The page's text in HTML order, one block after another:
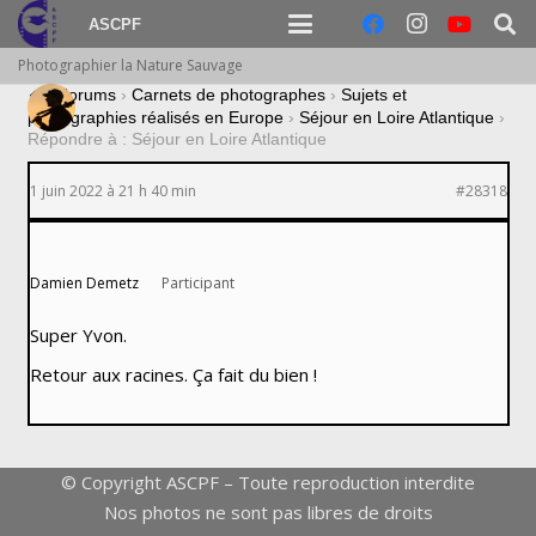
ASCPF
Photographier la Nature Sauvage
› Forums › Carnets de photographes › Sujets et
photographies réalisés en Europe › Séjour en Loire Atlantique ›
Répondre à : Séjour en Loire Atlantique
1 juin 2022 à 21 h 40 min #28318
Damien Demetz Participant
Super Yvon.
Retour aux racines. Ça fait du bien !
© Copyright ASCPF – Toute reproduction interdite
Nos photos ne sont pas libres de droits